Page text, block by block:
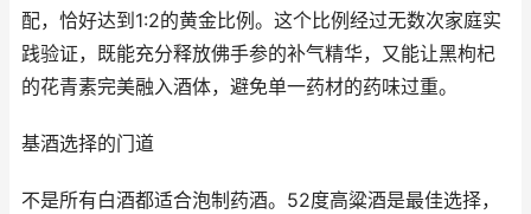
配，恰好达到1:2的黄金比例。这个比例经过无数次家庭实
践验证，既能充分释放佛手参的补气精华，又能让黑枸杞
的花青素完美融入酒体，避免单一药材的药味过重。
基酒选择的门道
不是所有白酒都适合泡制药酒。52度高粱酒是最佳选择，